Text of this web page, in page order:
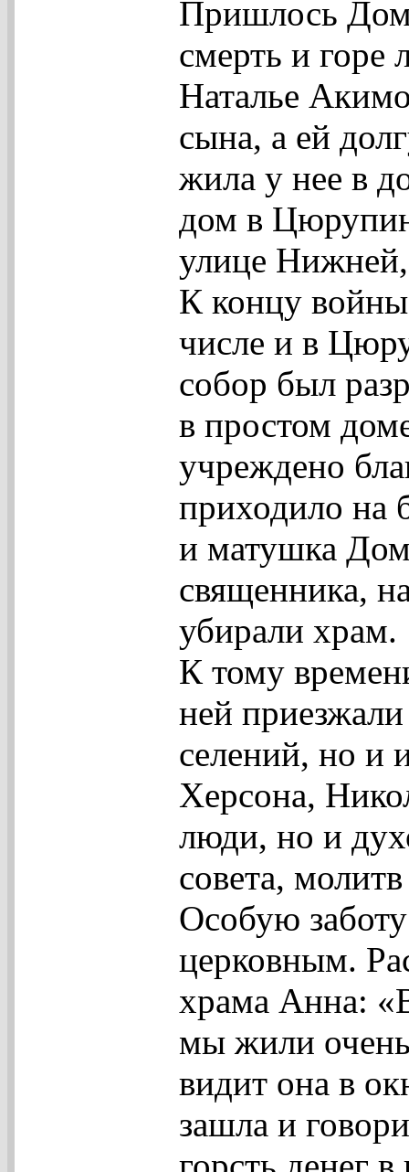
Пришлось
смерть и горе
Наталье
сына, а ей
жила у нее в
дом в
улице
К концу
числе и в
собор был
в простом
учреждено
приходило на
и матушка
священника,
убирали храм.
К тому
ней
селений, но и
Херсона,
люди, но и
совета,
Особую
церковным.
храма Анна:
мы жили очень
видит она в
зашла и